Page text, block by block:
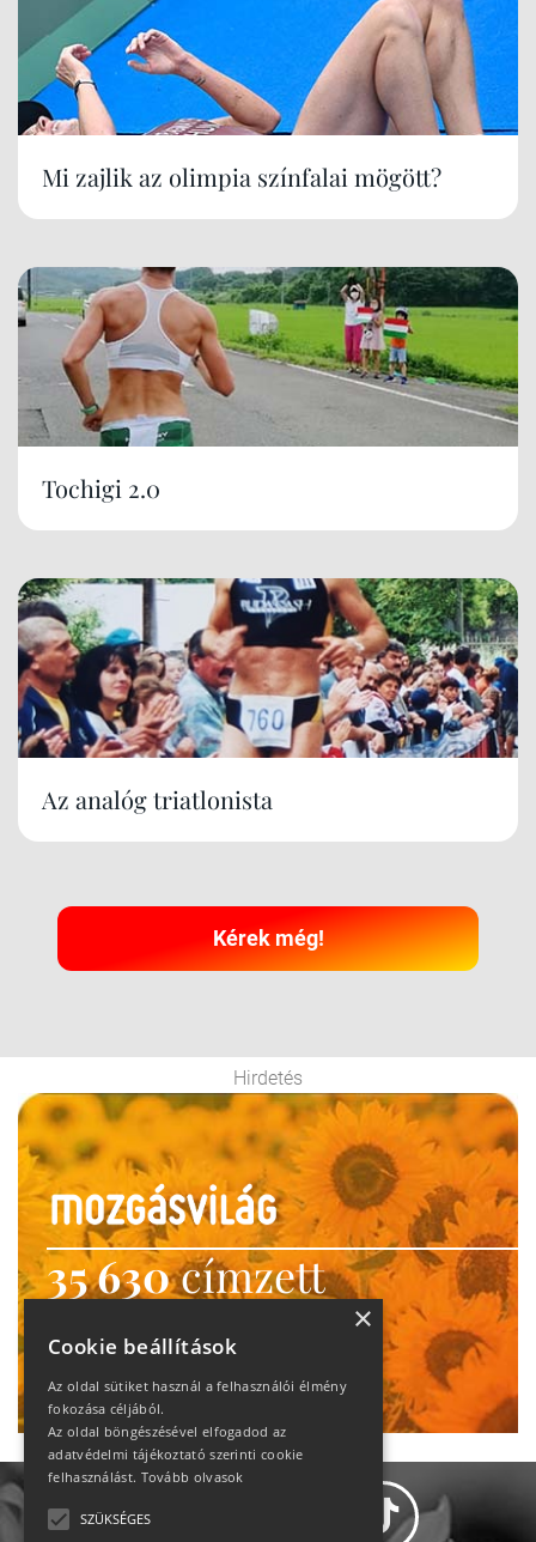
Mi zajlik az olimpia színfalai mögött?
Tochigi 2.0
Az analóg triatlonista
Kérek még!
Hirdetés
35 630címzett
heti motiváció
Ne maradj le!
×
Cookie beállítások
Az oldal sütiket használ a felhasználói élmény
fokozása céljából.
Az oldal böngészésével elfogadod az
adatvédelmi tájékoztató szerinti cookie
felhasználást. Tovább olvasok
SZÜKSÉGES